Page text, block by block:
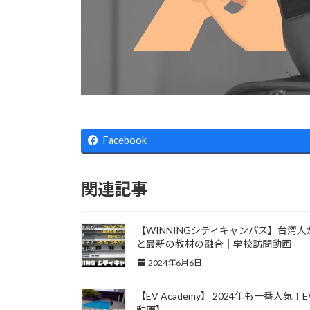
Facebook
関連記事
【WINNINGシティキャンパス】台湾
と最新の教材の融合｜学校訪問動画
2024年6月6日
【EV Academy】 2024年も一番人気